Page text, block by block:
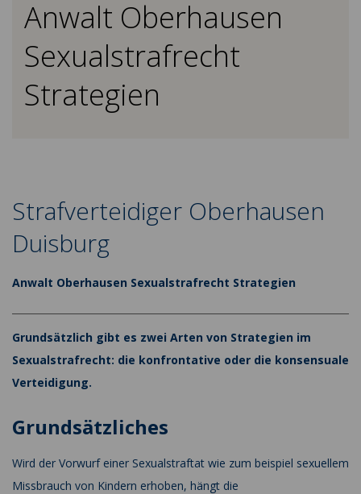
Anwalt Oberhausen
Sexualstrafrecht
Strategien
Strafverteidiger Oberhausen
Duisburg
Anwalt Oberhausen Sexualstrafrecht Strategien
Grundsätzlich gibt es zwei Arten von Strategien im
Sexualstrafrecht: die konfrontative oder die konsensuale
Verteidigung.
Grundsätzliches
Wird der Vorwurf einer Sexualstraftat wie zum beispiel sexuellem
Missbrauch von Kindern erhoben, hängt die